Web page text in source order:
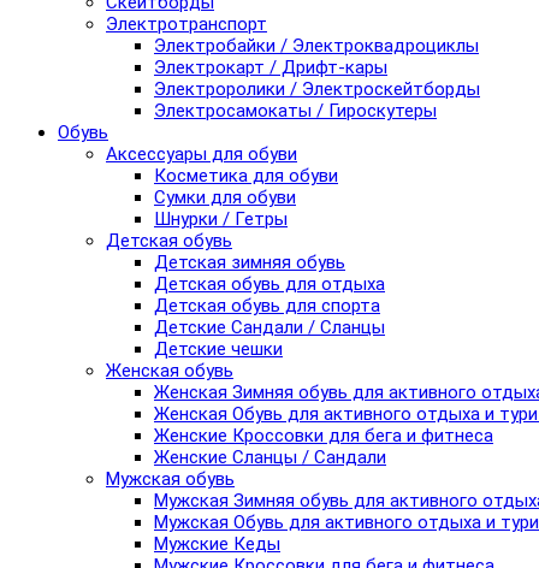
Электротранспорт
Электробайки / Электроквадроциклы
Электрокарт / Дрифт-кары
Электроролики / Электроскейтборды
Электросамокаты / Гироскутеры
Обувь
Аксессуары для обуви
Косметика для обуви
Сумки для обуви
Шнурки / Гетры
Детская обувь
Детская зимняя обувь
Детская обувь для отдыха
Детская обувь для спорта
Детские Сандали / Сланцы
Детские чешки
Женская обувь
Женская Зимняя обувь для активного
Женская Обувь для активного отдыха и
Женские Кроссовки для бега и фитнеса
Женские Сланцы / Сандали
Мужская обувь
Мужская Зимняя обувь для активного
Мужская Обувь для активного отдыха и
Мужские Кеды